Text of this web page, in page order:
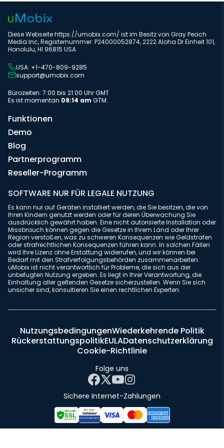
Diese Webseite https://umobix.com/ ist im Besitz von Gray Peach
Media Inc, Registernummer: P24000052874, 2222 Aloha Dr Einheit 101,
Honolulu, HI 96815 USA
USA: +1-470-809-9285
support@umobix.com
Bürozeiten: 7:00 bis 21:00 Uhr GMT
Es ist momentan 09:14 am GTM.
Funktionen
Demo
Blog
Partnerprogramm
Reseller-Programm
SOFTWARE NUR FÜR LEGALE NUTZUNG
Es kann nur auf Geräten installiert werden, die Sie besitzen, die von
Ihren Kindern genutzt werden oder für deren Überwachung Sie
ausdrücklich gewährt haben. Eine nicht autorisierte Installation oder
Missbrauch können gegen die Gesetze in Ihrem Land oder Ihrer
Region verstoßen, was zu schweren Konsequenzen wie Geldstrafen
oder strafrechtlichen Konsequenzen führen kann. In solchen Fällen
wird Ihre Lizenz ohne Erstattung widerrufen, und wir können bei
Bedarf mit den Strafverfolgungsbehörden zusammenarbeiten.
uMobix ist nicht verantwortlich für Probleme, die sich aus der
unbefugten Nutzung ergeben. Es liegt in Ihrer Verantwortung, die
Einhaltung aller geltenden Gesetze sicherzustellen. Wenn Sie sich
unsicher sind, konsultieren Sie einen rechtlichen Experten.
NutzungsbedingungenWiederkehrende Politik
RückerstattungspolitikEULADatenschutzerklärung
Cookie-Richtlinie
Folge uns
Sichere Internet-Zahlungen